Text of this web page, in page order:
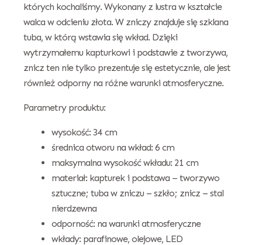
których kochaliśmy. Wykonany z lustra w kształcie
walca w odcieniu złota. W zniczy znajduje się szklana
tuba, w którą wstawia się wkład. Dzięki
wytrzymałemu kapturkowi i podstawie z tworzywa,
znicz ten nie tylko prezentuje się estetycznie, ale jest
również odporny na różne warunki atmosferyczne.
Parametry produktu:
wysokość: 34 cm
średnica otworu na wkład: 6 cm
maksymalna wysokość wkładu: 21 cm
materiał: kapturek i podstawa – tworzywo
sztuczne; tuba w zniczu – szkło; znicz – stal
nierdzewna
odporność: na warunki atmosferyczne
wkłady: parafinowe, olejowe, LED